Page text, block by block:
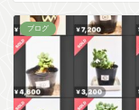
ブログ